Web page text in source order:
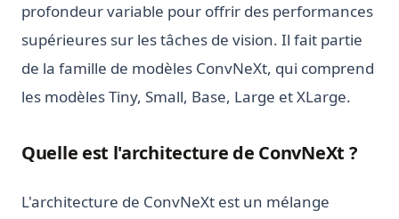
profondeur variable pour offrir des performances
supérieures sur les tâches de vision. Il fait partie
de la famille de modèles ConvNeXt, qui comprend
les modèles Tiny, Small, Base, Large et XLarge.
Quelle est l'architecture de ConvNeXt ?
L'architecture de ConvNeXt est un mélange